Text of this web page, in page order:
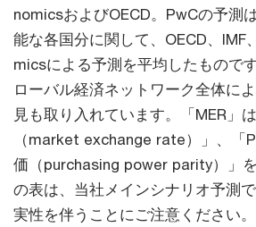
nomicsおよびOECD。PwCの予測
能な各国分に関して、OECD、IMF
micsによる予測を平均したもので
ローバル経済ネットワーク全体に
見も取り入れています。「MER」
（market exchange rate）」、「
価（purchasing power parity）」
の表は、当社メインシナリオ予測
実性を伴うことにご注意ください